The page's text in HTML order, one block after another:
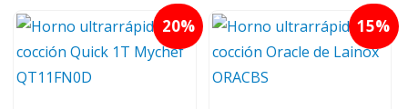
bajo
a
alto
20 15